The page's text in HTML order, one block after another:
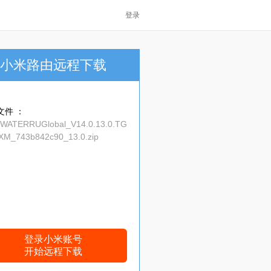
登录
小米路由远程下载
件 ：
登录小米账号
开始远程下载